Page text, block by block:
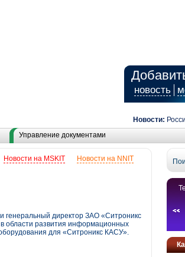
новость
Новости:
Управление документами
Новости на NNIT
Новости на MSKIT
генеральный директор ЗАО «Ситроникс
области развития информационных
для «Ситроникс КАСУ».